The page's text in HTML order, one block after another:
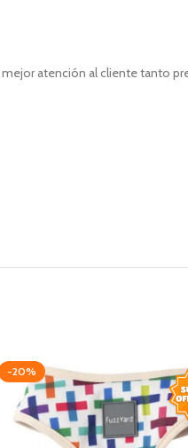
atención al cliente tanto
-20%